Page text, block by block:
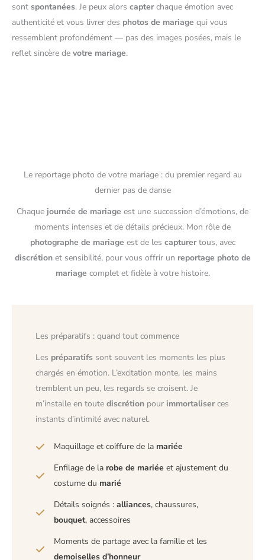
sont spontanées. Je peux alors capterchaque émotion avec
authenticité et vous livrer des photos de mariage qui vous
ressemblent profondément — pas des images posées, mais le
reflet sincère de votre mariage.
Le reportage photo de votre mariage : du premier regard au
dernier pas de danse
Chaque journée de mariage est une succession d’émotions, de
moments intenses et de détails précieux. Mon rôle de
photographe de mariage est de les capturertous, avec
discrétionet sensibilité, pour vous offrir un reportage photo de
mariage complet et fidèle à votre histoire.
Les préparatifs : quand tout commence
Les préparatifs sont souvent les moments les plus
chargés en émotion. L’excitation monte, les mains
tremblent un peu, les regards se croisent. Je
m’installe en toute discrétion pour immortaliserces
instants d’intimité avec naturel.
Maquillage et coiffure de la mariée
Enfilage de la robe de mariée et ajustement du
costume du marié
Détails soignés : alliances, chaussures,
bouquet, accessoires
Moments de partage avec la famille et les
demoiselles d’honneur